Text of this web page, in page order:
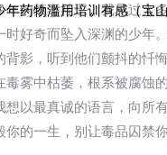
药物滥用培训有感（宝
年的禁毒社工，我见过太
时好奇而坠入深渊的少年
背影，听到他们颤抖的忏
毒雾中枯萎，根系被腐蚀
想以最真诚的语言，向所
的一生，别让毒品囚禁